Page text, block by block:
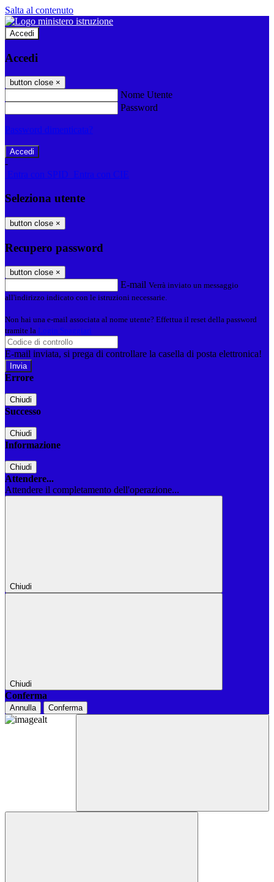
Salta al contenuto
Accedi
Accedi
button close ×
Nome Utente
Password
Password dimenticata?
-
Entra con SPID
Entra con CIE
Seleziona utente
button close ×
Recupero password
button close ×
E-mail Verrà inviato un messaggio
all'indirizzo indicato con le istruzioni necessarie.
Non hai una e-mail associata al nome utente? Effettua il reset della password
tramite la Login Spaggiari
E-mail inviata, si prega di controllare la casella di posta elettronica!
Errore
Chiudi
Successo
Chiudi
Informazione
Chiudi
Attendere...
Attendere il completamento dell'operazione...
Chiudi
Chiudi
Conferma
Annulla Conferma